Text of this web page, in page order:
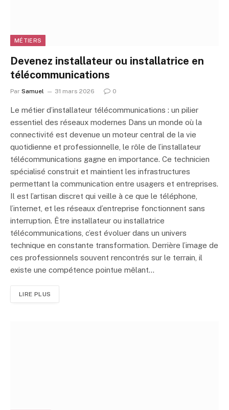
MÉTIERS
Devenez installateur ou installatrice en
télécommunications
Par Samuel 31 mars 2026 0
Le métier d’installateur télécommunications : un pilier
essentiel des réseaux modernes Dans un monde où la
connectivité est devenue un moteur central de la vie
quotidienne et professionnelle, le rôle de l’installateur
télécommunications gagne en importance. Ce technicien
spécialisé construit et maintient les infrastructures
permettant la communication entre usagers et entreprises.
Il est l’artisan discret qui veille à ce que le téléphone,
l’internet, et les réseaux d’entreprise fonctionnent sans
interruption. Être installateur ou installatrice
télécommunications, c’est évoluer dans un univers
technique en constante transformation. Derrière l’image de
ces professionnels souvent rencontrés sur le terrain, il
existe une compétence pointue mêlant…
LIRE PLUS